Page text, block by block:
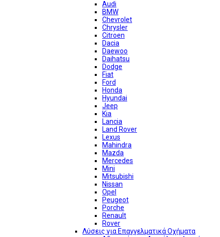
Audi
BMW
Chevrolet
Chrysler
Citroen
Dacia
Daewoo
Daihatsu
Dodge
Fiat
Ford
Honda
Hyundai
Jeep
Kia
Lancia
Land Rover
Lexus
Mahindra
Mazda
Mercedes
Mini
Mitsubishi
Nissan
Opel
Peugeot
Porche
Renault
Rover
Λύσεις για Επαγγελματικά Οχήματα